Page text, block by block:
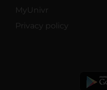
MyUnivr
Privacy policy